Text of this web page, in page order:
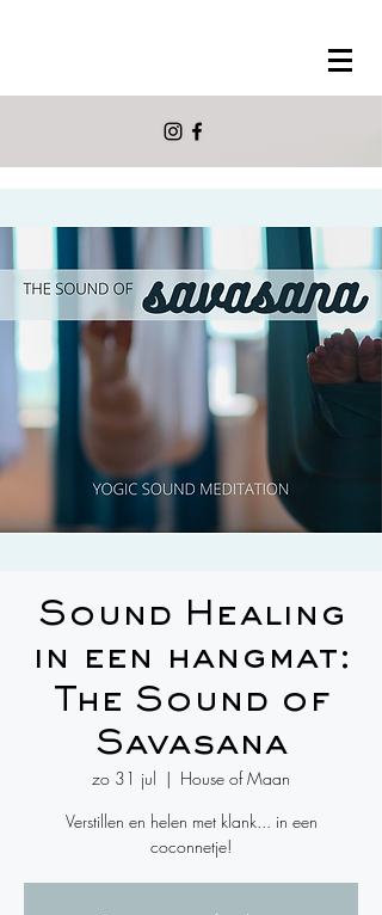
Sound Healing
in een hangmat:
The Sound of
Savasana
zo 31 jul
  |
House of Maan
Verstillen en helen met klank... in een
coconnetje!